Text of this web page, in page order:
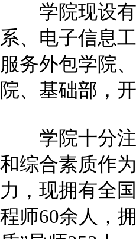
学院现设有3
系、电子信息
服务外包学院
院、基础部，
学院十分注
和综合素质作
力，现拥有全
程师60余人，